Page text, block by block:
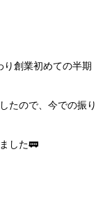
創業初めての半期
たので、今での振り
した🚃